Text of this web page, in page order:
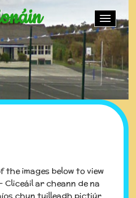
Toggle
the images below to view
Cliceáil ar cheann de na